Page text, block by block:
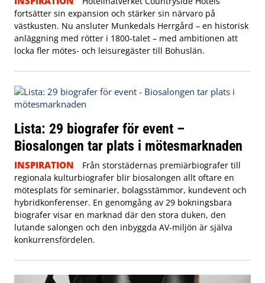
fortsätter sin expansion och stärker sin närvaro på
västkusten. Nu ansluter Munkedals Herrgård – en historisk
anläggning med rötter i 1800-talet – med ambitionen att
locka fler mötes- och leisuregäster till Bohuslän.
Lista: 29 biografer för event –
Biosalongen tar plats i mötesmarknaden
INSPIRATION
Från storstädernas premiärbiografer till
regionala kulturbiografer blir biosalongen allt oftare en
mötesplats för seminarier, bolagsstämmor, kundevent och
hybridkonferenser. En genomgång av 29 bokningsbara
biografer visar en marknad där den stora duken, den
lutande salongen och den inbyggda AV-miljön är själva
konkurrensfördelen.